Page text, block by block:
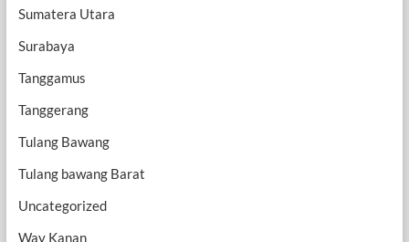
Sumatera Utara
Surabaya
Tanggamus
Tanggerang
Tulang Bawang
Tulang bawang Barat
Uncategorized
Way Kanan